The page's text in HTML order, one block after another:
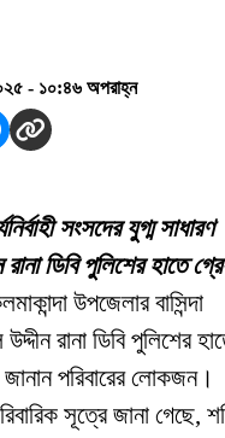
- ১০:৪৬ অপরাহ্ন
সংসদের যুগ্ম সাধারণ
ডিবি পুলিশের হাতে
উপজেলার বাসিন্দা
রানা ডিবি পুলিশের
পরিবারের লোকজন।
সূত্রে জানা গেছে,